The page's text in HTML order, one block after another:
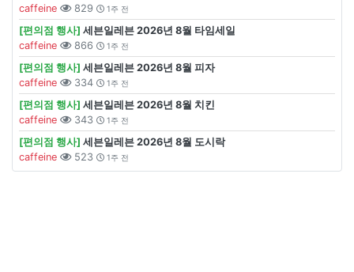
caffeine
829 1주 전
[편의점 행사] 세븐일레븐 2026년 8월 타임세일
caffeine
866 1주 전
[편의점 행사] 세븐일레븐 2026년 8월 피자
caffeine
334 1주 전
[편의점 행사] 세븐일레븐 2026년 8월 치킨
caffeine
343 1주 전
[편의점 행사] 세븐일레븐 2026년 8월 도시락
caffeine
523 1주 전